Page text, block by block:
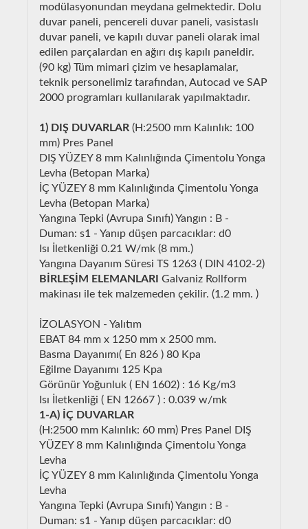
modülasyonundan meydana gelmektedir. Dolu
duvar paneli, pencereli duvar paneli, vasistaslı
duvar paneli, ve kapılı duvar paneli olarak imal
edilen parçalardan en ağırı dış kapılı paneldir.
(90 kg) Tüm mimari çizim ve hesaplamalar,
teknik personelimiz tarafından, Autocad ve SAP
2000 programları kullanılarak yapılmaktadır.
1) DIŞ DUVARLAR (H:2500 mm Kalınlık: 100
mm) Pres Panel
DIŞ YÜZEY 8 mm Kalınlığında Çimentolu Yonga
Levha (Betopan Marka)
İÇ YÜZEY 8 mm Kalınlığında Çimentolu Yonga
Levha (Betopan Marka)
Yangına Tepki (Avrupa Sınıfı) Yangın : B -
Duman: s1 - Yanıp düşen parcacıklar: d0
Isı İletkenliği 0.21 W/mk (8 mm.)
Yangına Dayanım Süresi TS 1263 ( DIN 4102-2)
BİRLEŞİM ELEMANLARI Galvaniz Rollform
makinası ile tek malzemeden çekilir. (1.2 mm. )
İZOLASYON - Yalıtım
EBAT 84 mm x 1250 mm x 2500 mm.
Basma Dayanımı( En 826 ) 80 Kpa
Eğilme Dayanımı 125 Kpa
Görünür Yoğunluk ( EN 1602) : 16 Kg/m3
Isı İletkenliği ( EN 12667 ) : 0.039 w/mk
1-A) İÇ DUVARLAR
(H:2500 mm Kalınlık: 60 mm) Pres Panel DIŞ
YÜZEY 8 mm Kalınlığında Çimentolu Yonga
Levha
İÇ YÜZEY 8 mm Kalınlığında Çimentolu Yonga
Levha
Yangına Tepki (Avrupa Sınıfı) Yangın : B -
Duman: s1 - Yanıp düşen parcacıklar: d0